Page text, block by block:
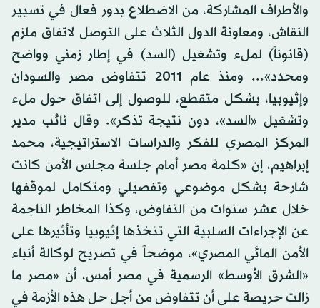
والأطراف المشاركة، من الاضطلاع بدور فعال في تسيير
النقاش، ومعاونة الدول الثلاث على التوصل لاتفاق ملزم
(قانوناً) لملء وتشغيل (السد) في إطار زمني وواضح
ومحدد»... ومنذ عام 2011 تتفاوض مصر والسودان
وإثيوبيا، بشكل متقطع، للوصول إلى اتفاق حول ملء
وتشغيل «السد»، دون نتيجة تذكر». وقال نائب مدير
المركز المصري للفكر والدراسات الاستراتيجية، محمد
إبراهيم، إن «كلمة مصر أمام جلسة مجلس الأمن كانت
شارحة بشكل موضوعي وتفصيلي ومتكامل لموقفها
خلال عشر سنوات من التفاوض، وكذا المخاطر الناجمة
عن الإجراءات السلبية التي تتخذها إثيوبيا وتأثيرها على
الأمن المائي المصري»، موضحاً في تصريح لوكالة أنباء
«الشرق الأوسط» الرسمية في مصر أمس، أن «مصر ما
زالت حريصة على أن تتفاوض من أجل حل هذه الأزمة في